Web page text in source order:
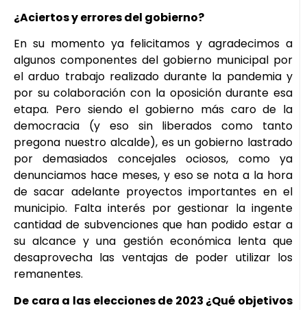
¿Aciertos y errores del gobierno?
En su momento ya felicitamos y agradecimos a
algunos componentes del gobierno municipal por
el arduo trabajo realizado durante la pandemia y
por su colaboración con la oposición durante esa
etapa. Pero siendo el gobierno más caro de la
democracia (y eso sin liberados como tanto
pregona nuestro alcalde), es un gobierno lastrado
por demasiados concejales ociosos, como ya
denunciamos hace meses, y eso se nota a la hora
de sacar adelante proyectos importantes en el
municipio. Falta interés por gestionar la ingente
cantidad de subvenciones que han podido estar a
su alcance y una gestión económica lenta que
desaprovecha las ventajas de poder utilizar los
remanentes.
De cara a las elecciones de 2023 ¿Qué objetivos